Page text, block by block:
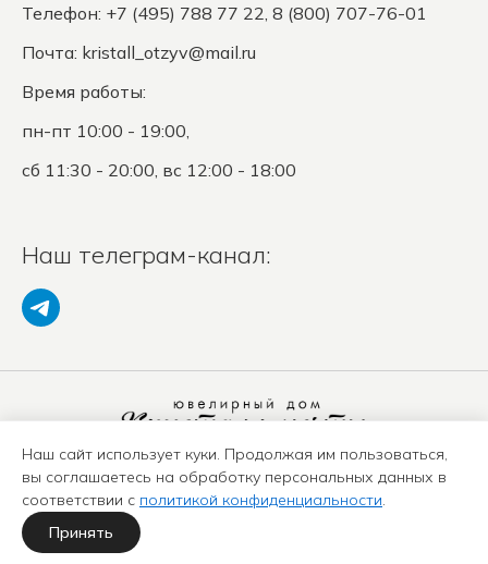
Телефон: +7 (495) 788 77 22, 8 (800) 707-76-01
Почта: kristall_otzyv@mail.ru
Время работы:
пн-пт 10:00 - 19:00,
сб 11:30 - 20:00, вс 12:00 - 18:00
Наш телеграм-канал:
Политика конфиденциальности
Положение о защите ПД
Оферта
Политика использования куки-файлов
Наш сайт использует куки. Продолжая им пользоваться,
вы соглашаетесь на обработку персональных данных в
соответствии с политикой конфиденциальности.
Принять